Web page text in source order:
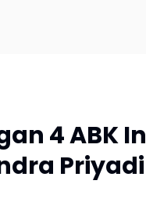
4 ABK
Priyadi